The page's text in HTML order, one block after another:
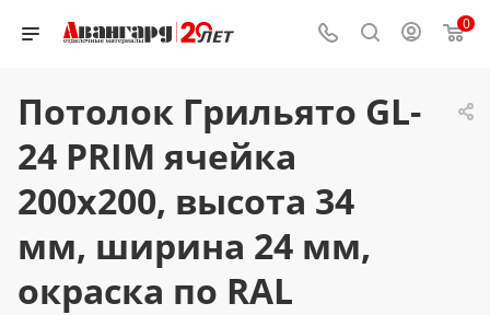
0
Потолок Грильято GL-
24 PRIM ячейка
200x200, высота 34
мм, ширина 24 мм,
окраска по RAL